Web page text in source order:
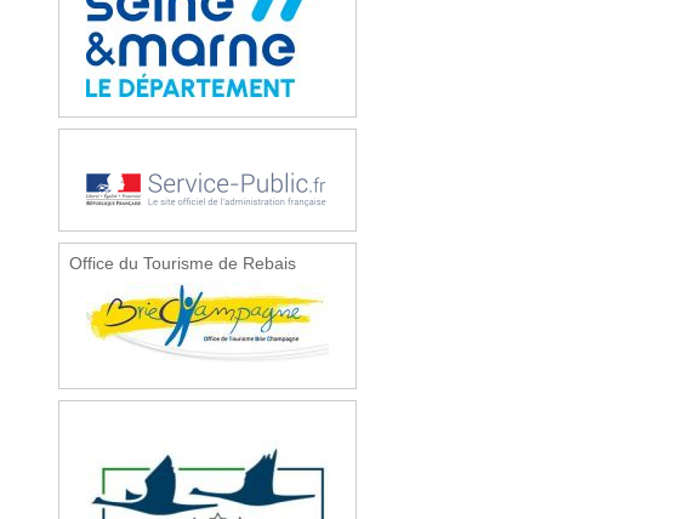
Office du Tourisme de Rebais